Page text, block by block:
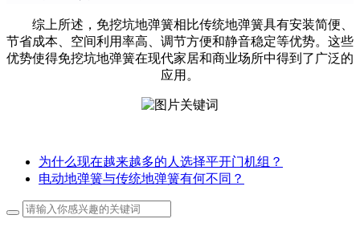
综上所述，免挖坑地弹簧相比传统地弹簧具有安装简便、
节省成本、空间利用率高、调节方便和静音稳定等优势。这些
优势使得免挖坑地弹簧在现代家居和商业场所中得到了广泛的
应用。
为什么现在越来越多的人选择平开门机组？
电动地弹簧与传统地弹簧有何不同？